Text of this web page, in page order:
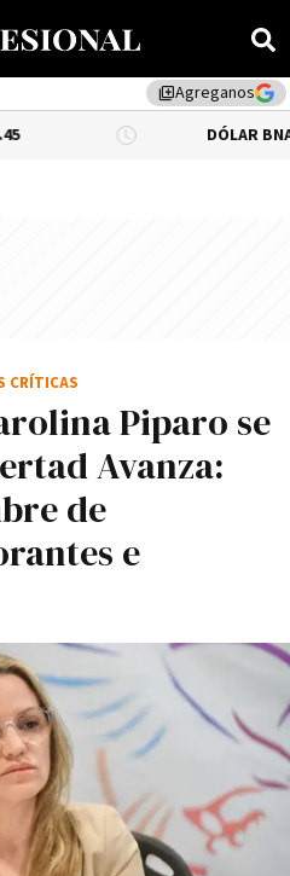
library_addAgreganos
DÓLAR BNA $1,520.00
Piparo se
Avanza:
de
e
CRÍTICAS